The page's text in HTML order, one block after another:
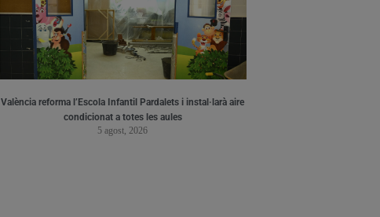
València reforma l’Escola Infantil Pardalets i instal·larà aire
condicionat a totes les aules
5 agost, 2026